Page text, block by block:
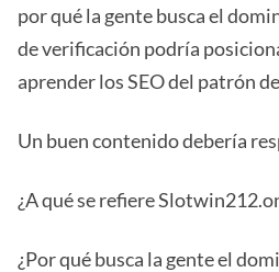
por qué la gente busca el
de verificación podría
aprender los SEO del patrón
Un buen contenido debería
¿A qué se refiere
¿Por qué busca la gente el